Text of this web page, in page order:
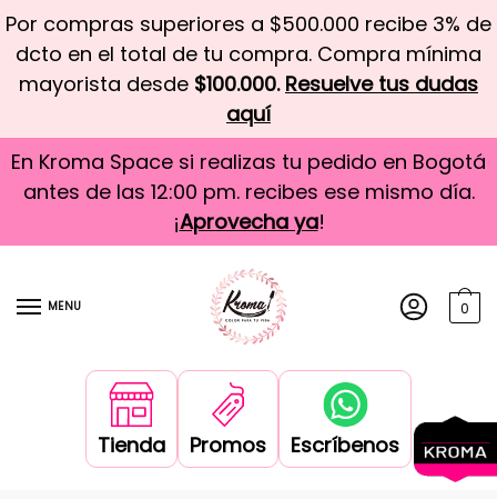
Por compras superiores a $500.000 recibe 3% de
dcto en el total de tu compra. Compra mínima
mayorista desde $100.000. Resuelve tus dudas
aquí
En Kroma Space si realizas tu pedido en Bogotá
antes de las 12:00 pm. recibes ese mismo día.
¡Aprovecha ya!
MENU 0
Tienda Promos Escríbenos